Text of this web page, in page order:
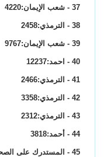
37 - شعب الإيمان:4220
38 - الترمذي:2458
39 - شعب الإيمان:9767
40 - احمد:12237
41 - الترمذي:2466
42 - الترمذي:3358
43 - الترمذي:2312
44 - أحمد:3818
45 - المستدرك على الصحيحين:2431